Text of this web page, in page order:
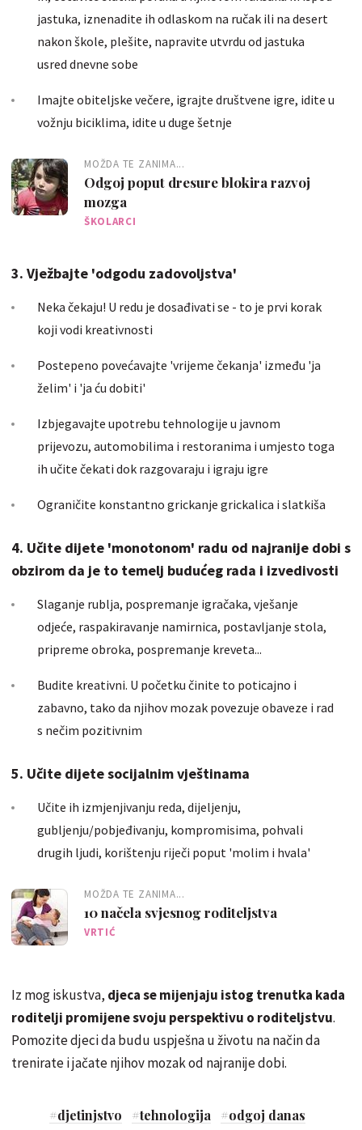
jastuka, iznenadite ih odlaskom na ručak ili na desert
nakon škole, plešite, napravite utvrdu od jastuka
usred dnevne sobe
Imajte obiteljske večere, igrajte društvene igre, idite u
vožnju biciklima, idite u duge šetnje
MOŽDA TE ZANIMA...
Odgoj poput dresure blokira razvoj
mozga
ŠKOLARCI
3. Vježbajte 'odgodu zadovoljstva'
Neka čekaju! U redu je dosađivati se - to je prvi korak
koji vodi kreativnosti
Postepeno povećavajte 'vrijeme čekanja' između 'ja
želim' i 'ja ću dobiti'
Izbjegavajte upotrebu tehnologije u javnom
prijevozu, automobilima i restoranima i umjesto toga
ih učite čekati dok razgovaraju i igraju igre
Ograničite konstantno grickanje grickalica i slatkiša
4. Učite dijete 'monotonom' radu od najranije dobi s
obzirom da je to temelj budućeg rada i izvedivosti
Slaganje rublja, pospremanje igračaka, vješanje
odjeće, raspakiravanje namirnica, postavljanje stola,
pripreme obroka, pospremanje kreveta...
Budite kreativni. U početku činite to poticajno i
zabavno, tako da njihov mozak povezuje obaveze i rad
s nečim pozitivnim
5. Učite dijete socijalnim vještinama
Učite ih izmjenjivanju reda, dijeljenju,
gubljenju/pobjeđivanju, kompromisima, pohvali
drugih ljudi, korištenju riječi poput 'molim i hvala'
MOŽDA TE ZANIMA...
10 načela svjesnog roditeljstva
VRTIĆ
Iz mog iskustva, djeca se mijenjaju istog trenutka kada
roditelji promijene svoju perspektivu o roditeljstvu.
Pomozite djeci da budu uspješna u životu na način da
trenirate i jačate njihov mozak od najranije dobi.
#djetinjstvo #tehnologija #odgoj danas